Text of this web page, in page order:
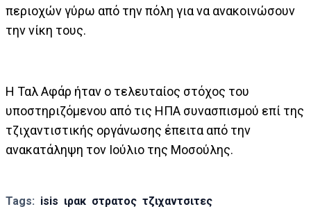
περιοχών γύρω από την πόλη για να ανακοινώσουν
την νίκη τους.
Η Ταλ Αφάρ ήταν ο τελευταίος στόχος του
υποστηριζόμενου από τις ΗΠΑ συνασπισμού επί της
τζιχαντιστικής οργάνωσης έπειτα από την
ανακατάληψη τον Ιούλιο της Μοσούλης.
Tags: isis ιρακ στρατος τζιχαντσιτες